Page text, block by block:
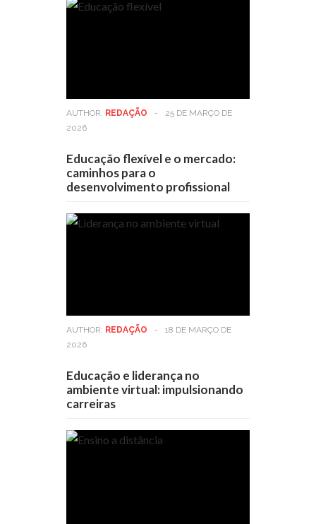
AUTHOR: REDAÇÃO -
25 DE MARÇO DE
2026
Educação flexível e o mercado:
caminhos para o
desenvolvimento profissional
AUTHOR: REDAÇÃO -
18 DE MARÇO DE
2026
Educação e liderança no
ambiente virtual: impulsionando
carreiras